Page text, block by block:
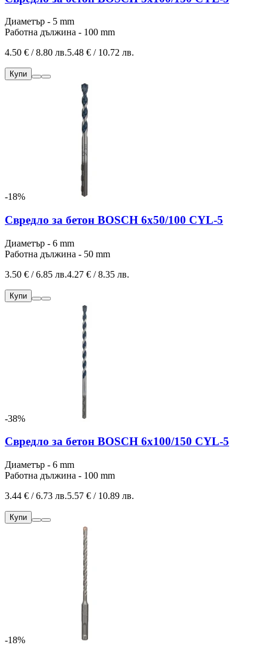
Диаметър - 5 mm
Работна дължина - 100 mm
4.50 € / 8.80 лв.5.48 € / 10.72 лв.
Купи
-18%
Свредло за бетон BOSCH 6x50/100 CYL-5
Диаметър - 6 mm
Работна дължина - 50 mm
3.50 € / 6.85 лв.4.27 € / 8.35 лв.
Купи
-38%
Свредло за бетон BOSCH 6x100/150 CYL-5
Диаметър - 6 mm
Работна дължина - 100 mm
3.44 € / 6.73 лв.5.57 € / 10.89 лв.
Купи
-18%